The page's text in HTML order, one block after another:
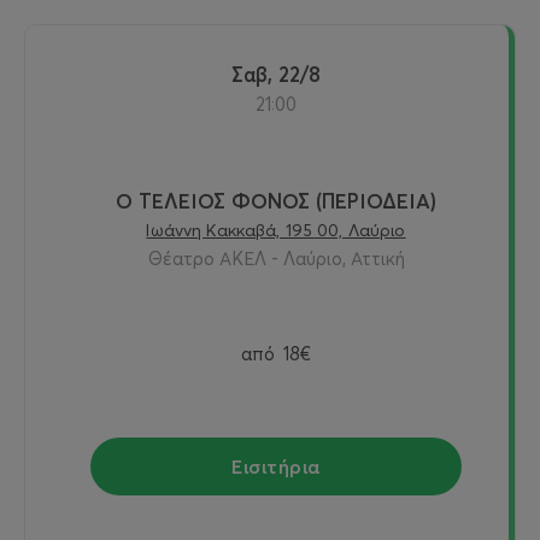
Σαβ, 22/8
21:00
Ο ΤΕΛΕΙΟΣ ΦΟΝΟΣ (ΠΕΡΙΟΔΕΙΑ)
Ιωάννη Κακκαβά, 195 00, Λαύριο
Θέατρο ΑΚΕΛ - Λαύριο, Αττική
από 18€
Εισιτήρια